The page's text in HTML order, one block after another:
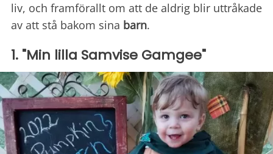
liv, och framförallt om att de aldrig blir uttråkade
av att stå bakom sina barn.
1. "Min lilla Samvise Gamgee"